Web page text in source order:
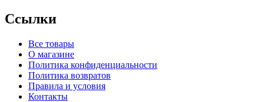
Ссылки
Все товары
О магазине
Политика конфиденциальности
Политика возвратов
Правила и условия
Контакты